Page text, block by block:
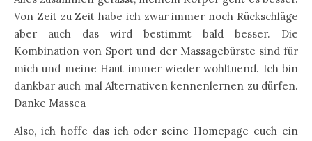
Von Zeit zu Zeit habe ich zwar immer noch Rückschläge
aber auch das wird bestimmt bald besser. Die
Kombination von Sport und der Massagebürste sind für
mich und meine Haut immer wieder wohltuend. Ich bin
dankbar auch mal Alternativen kennenlernen zu dürfen.
Danke Massea
Also, ich hoffe das ich oder seine Homepage euch ein